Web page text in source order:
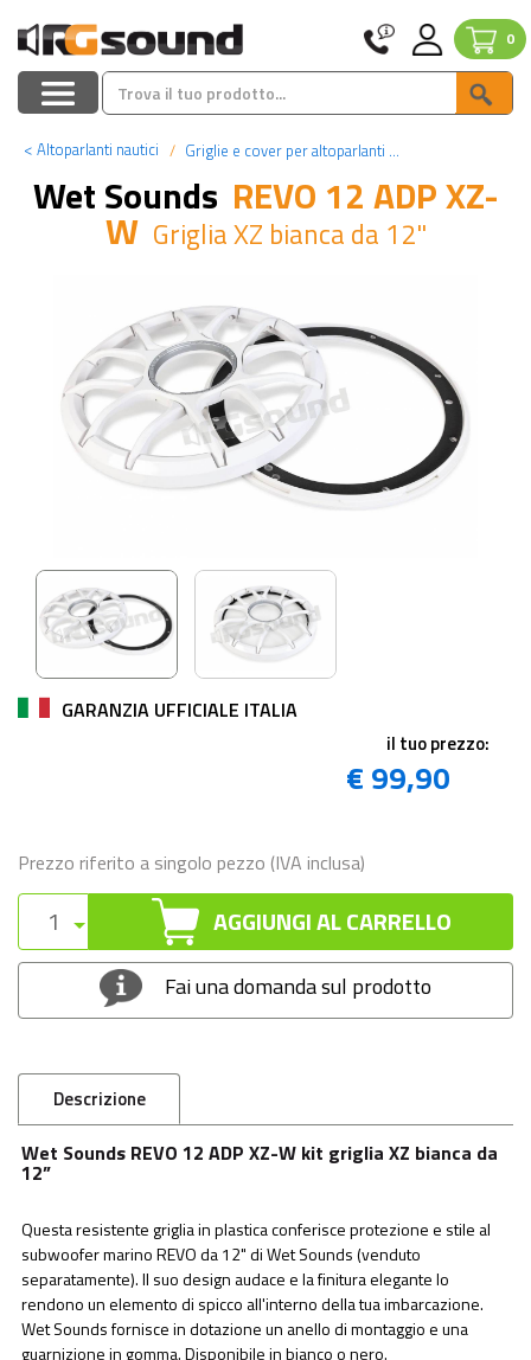
0
< Altoparlanti nautici Griglie e cover per altoparlanti nautici
Wet Sounds REVO 12 ADP XZ-
W Griglia XZ bianca da 12"
GARANZIA UFFICIALE ITALIA
il tuo prezzo:
€ 99,90
Prezzo riferito a singolo pezzo (IVA inclusa)
AGGIUNGI AL CARRELLO
Fai una domanda sul prodotto
Descrizione
Wet Sounds REVO 12 ADP XZ-W kit griglia XZ bianca da
12”
Questa resistente griglia in plastica conferisce protezione e stile al
subwoofer marino REVO da 12" di Wet Sounds (venduto
separatamente). Il suo design audace e la finitura elegante lo
rendono un elemento di spicco all'interno della tua imbarcazione.
Wet Sounds fornisce in dotazione un anello di montaggio e una
guarnizione in gomma. Disponibile in bianco o nero.